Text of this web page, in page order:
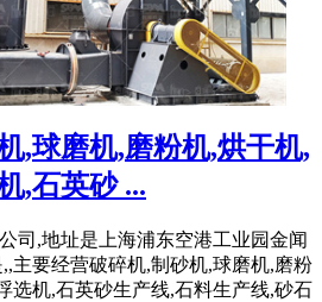
,球磨机,磨粉机,烘干机,
,石英砂 ...
司,地址是上海浦东空港工业园金闻
主要经营破碎机,制砂机,球磨机,磨粉
选机,石英砂生产线,石料生产线,砂石